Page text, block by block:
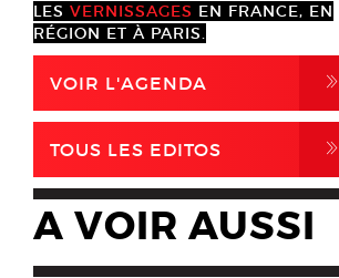
LES VERNISSAGES EN FRANCE, EN
RÉGION ET À PARIS.
VOIR L'AGENDA ,
TOUS LES EDITOS ,
A VOIR AUSSI